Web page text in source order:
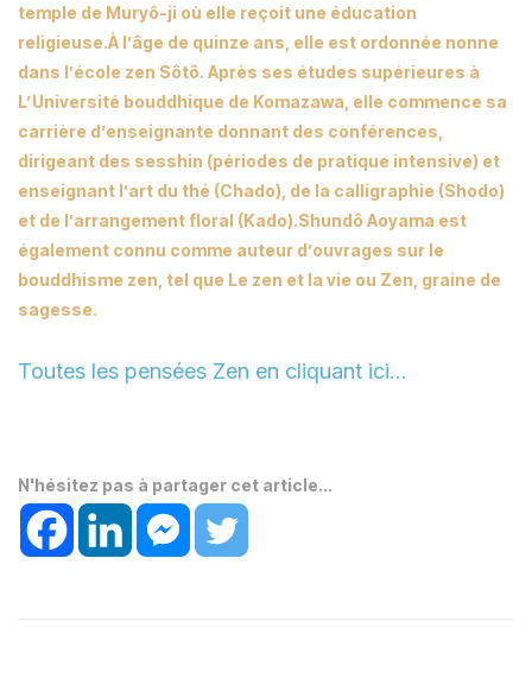
temple de Muryô-ji où elle reçoit une éducation
religieuse.À l’âge de quinze ans, elle est ordonnée nonne
dans l’école zen Sôtô. Après ses études supérieures à
L’Université bouddhique de Komazawa, elle commence sa
carrière d’enseignante donnant des conférences,
dirigeant des sesshin (périodes de pratique intensive) et
enseignant l’art du thé (Chado), de la calligraphie (Shodo)
et de l’arrangement floral (Kado).Shundô Aoyama est
également connu comme auteur d’ouvrages sur le
bouddhisme zen, tel que Le zen et la vie ou Zen, graine de
sagesse.
Toutes les pensées Zen en cliquant ici…
N'hésitez pas à partager cet article...